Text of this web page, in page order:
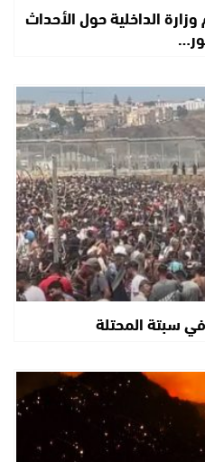
الداخلية حول الأحداث
سبتة المحتلة